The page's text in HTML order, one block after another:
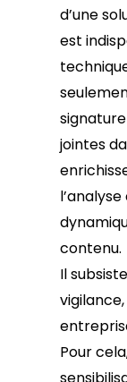
d’une
est
jointes
contenu.
Il
Pour